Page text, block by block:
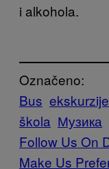
i alkohola.
Označeno:
Bus ekskurzije
škola Музика
Follow Us On
Make Us